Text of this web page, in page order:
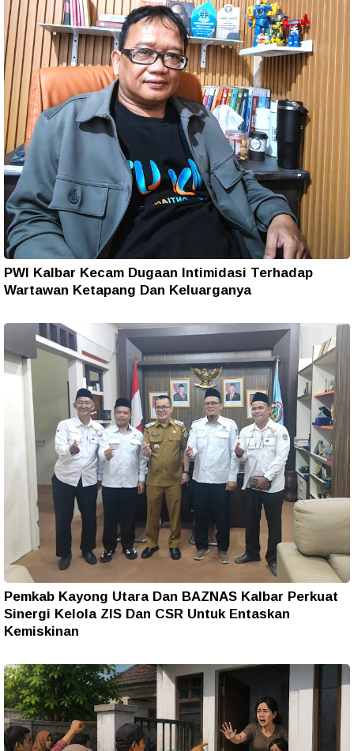
PWI Kalbar Kecam Dugaan Intimidasi Terhadap
Wartawan Ketapang Dan Keluarganya
Pemkab Kayong Utara Dan BAZNAS Kalbar Perkuat
Sinergi Kelola ZIS Dan CSR Untuk Entaskan
Kemiskinan